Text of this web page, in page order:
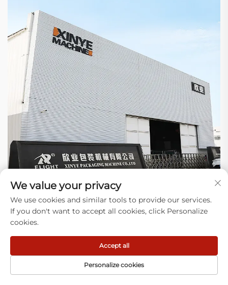
Warum uns wählen
Herstellung von Kunststoffbeuteln zu bauen und reale
Probleme auf Ihrer Produktionslinie (Verstopfungen, Abfall)
bei Tausenden von Betrieben zu lösen.
2) Neueste Technologie: Unser Design hat sich über
We value your privacy
We use cookies and similar tools to provide our services.
If you don't want to accept all cookies, click Personalize
cookies.
Personalize cookies
Accept all